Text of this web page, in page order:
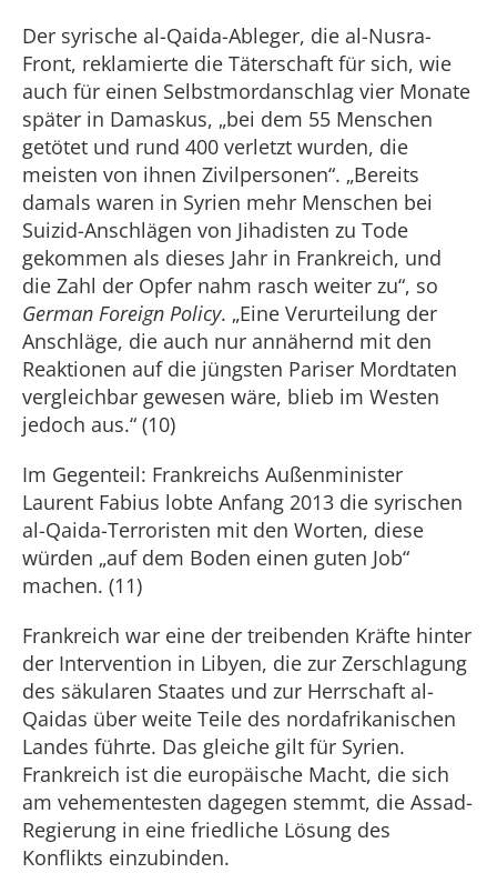
Der syrische al-Qaida-Ableger, die al-Nusra-
Front, reklamierte die Täterschaft für sich, wie
auch für einen Selbstmordanschlag vier Monate
später in Damaskus, „bei dem 55 Menschen
getötet und rund 400 verletzt wurden, die
meisten von ihnen Zivilpersonen“. „Bereits
damals waren in Syrien mehr Menschen bei
Suizid-Anschlägen von Jihadisten zu Tode
gekommen als dieses Jahr in Frankreich, und
die Zahl der Opfer nahm rasch weiter zu“, so
German Foreign Policy. „Eine Verurteilung der
Anschläge, die auch nur annähernd mit den
Reaktionen auf die jüngsten Pariser Mordtaten
vergleichbar gewesen wäre, blieb im Westen
jedoch aus.“ (10)
Im Gegenteil: Frankreichs Außenminister
Laurent Fabius lobte Anfang 2013 die syrischen
al-Qaida-Terroristen mit den Worten, diese
würden „auf dem Boden einen guten Job“
machen. (11)
Frankreich war eine der treibenden Kräfte hinter
der Intervention in Libyen, die zur Zerschlagung
des säkularen Staates und zur Herrschaft al-
Qaidas über weite Teile des nordafrikanischen
Landes führte. Das gleiche gilt für Syrien.
Frankreich ist die europäische Macht, die sich
am vehementesten dagegen stemmt, die Assad-
Regierung in eine friedliche Lösung des
Konflikts einzubinden.